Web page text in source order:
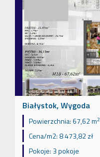
Białystok, Wygoda
Powierzchnia:67,62 m2
Cena/m2: 8 473,82 zł
Pokoje: 3 pokoje